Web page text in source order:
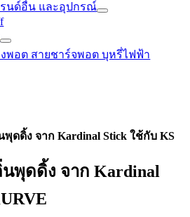
นด์อื่น และอุปกรณ์
พอต สายชาร์จพอต บุหรี่ไฟฟ้า
พุดดิ้ง จาก Kardinal Stick ใช้กับ KS
นพุดดิ้ง จาก Kardinal